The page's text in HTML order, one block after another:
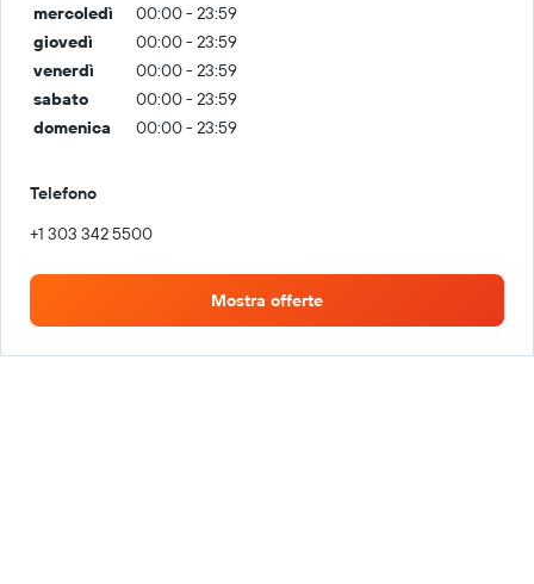
mercoledì
00:00 - 23:59
giovedì
00:00 - 23:59
venerdì
00:00 - 23:59
sabato
00:00 - 23:59
domenica
00:00 - 23:59
Telefono
+1 303 342 5500
Mostra offerte